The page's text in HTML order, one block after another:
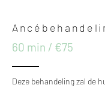
60 min / €75
Deze behandeling zal de